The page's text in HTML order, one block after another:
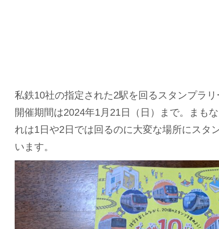
私鉄10社の指定された2駅を回るスタンプラ
開催期間は2024年1月21日（日）まで。まも
れは1日や2日では回るのに大変な場所にスタ
います。